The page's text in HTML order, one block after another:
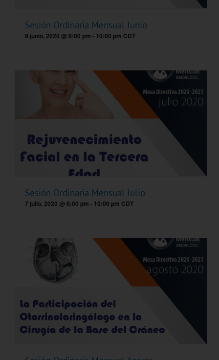
Sesión Ordinaria Mensual Junio
9 junio, 2020 @ 8:00 pm - 10:00 pm CDT
Sesión Ordinaria Mensual Julio
7 julio, 2020 @ 8:00 pm - 10:00 pm CDT